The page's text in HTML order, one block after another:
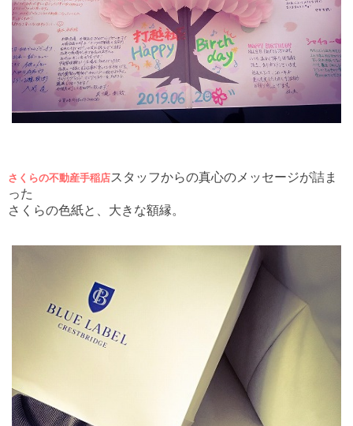
さくらの不動産手稲店スタッフからの真心のメッセージが詰ま
った
さくらの色紙と、大きな額縁。